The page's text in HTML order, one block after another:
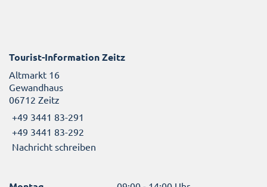
Tourist-Information Zeitz
Altmarkt 16
Gewandhaus
06712 Zeitz
+49 3441 83-291
+49 3441 83-292
Nachricht schreiben